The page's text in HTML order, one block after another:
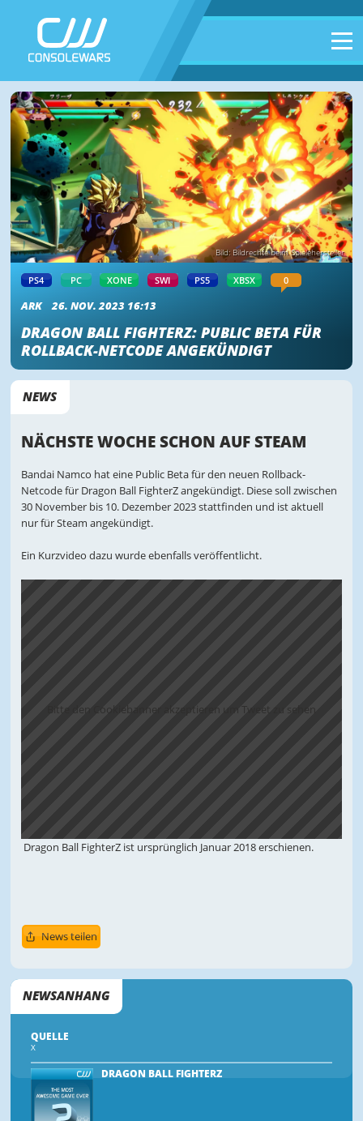
Bild: Bildrechte beim Spielehersteller
PS4 PC XONE SWI PS5 XBSX 0
ARK 26. NOV. 2023 16:13
DRAGON BALL FIGHTERZ: PUBLIC BETA FÜR
ROLLBACK-NETCODE ANGEKÜNDIGT
NEWS
NÄCHSTE WOCHE SCHON AUF STEAM
Bandai Namco hat eine Public Beta für den neuen Rollback-
Netcode für Dragon Ball FighterZ angekündigt. Diese soll zwischen
30 November bis 10. Dezember 2023 stattfinden und ist aktuell
nur für Steam angekündigt.
Ein Kurzvideo dazu wurde ebenfalls veröffentlicht.
Bitte den Cookiebanner akzeptieren um Tweet zu sehen
Dragon Ball FighterZ ist ursprünglich Januar 2018 erschienen.
News teilen
NEWSANHANG
QUELLE
X
DRAGON BALL FIGHTERZ